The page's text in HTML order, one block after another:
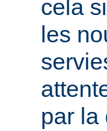
cela
les
par la